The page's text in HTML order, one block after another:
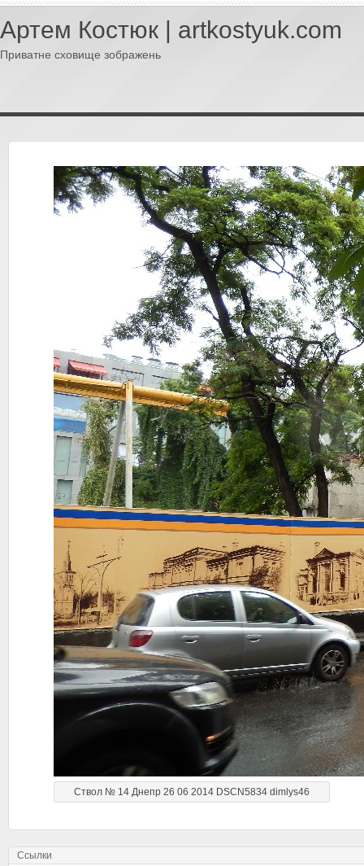
Артем Костюк | artkostyuk.com
Приватне сховище зображень
Ствол № 14 Днепр 26 06 2014 DSCN5834 dimlys46
Ссылки